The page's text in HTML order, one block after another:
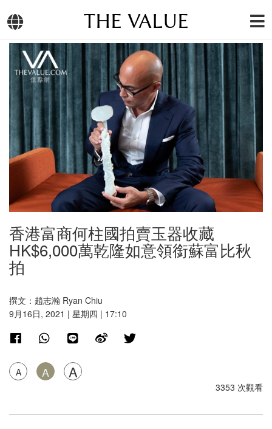
THE VALUE
香港富商何柱國拍賣玉器收藏
HK$6,000萬乾隆如意領銜蘇富比秋
拍
撰文：趙志瀚 Ryan Chiu
9月16日, 2021 | 星期四 | 17:10
A A A
3353 次觀看